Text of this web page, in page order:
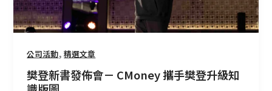
公司活動,精選文章
樊登新書發佈會－ CMoney 攜手樊登升級知
攜
手
樊
登
級